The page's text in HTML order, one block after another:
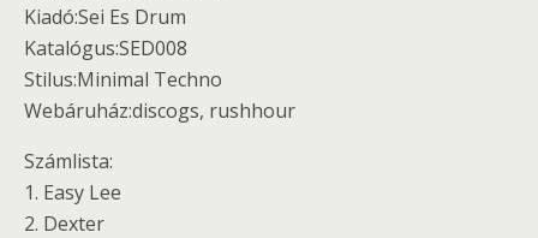
Kiadó:Sei Es Drum ‎
Katalógus:SED008
Stilus:Minimal Techno
Webáruház:discogs, rushhour
Számlista:
1. Easy Lee
2. Dexter